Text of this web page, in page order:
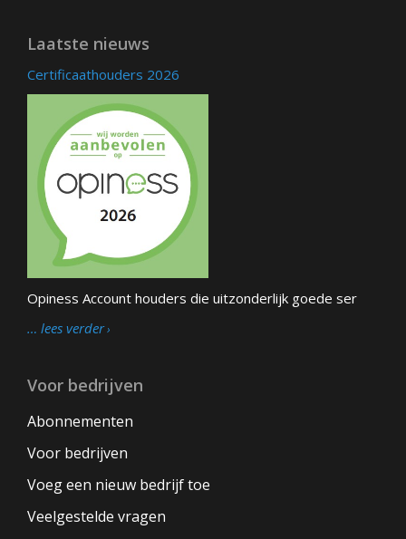
Laatste nieuws
Certificaathouders 2026
Opiness Account houders die uitzonderlijk goede ser
… lees verder
Voor bedrijven
Abonnementen
Voor bedrijven
Voeg een nieuw bedrijf toe
Veelgestelde vragen